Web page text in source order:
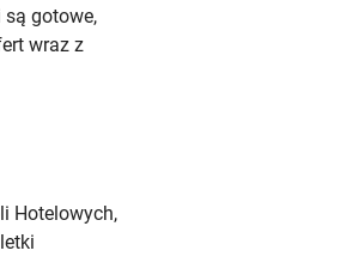
gotowe,
wraz z
Hotelowych,